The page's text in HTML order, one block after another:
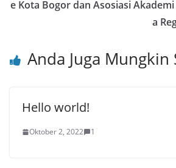
k
e Kota Bogor dan Asosiasi
a
Anda Juga Mungkin
Hello world!
Oktober 2, 2022 1